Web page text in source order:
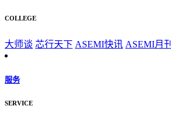
COLLEGE
大师谈 芯行天下 ASEMI快讯 ASEMI月刊
服务
SERVICE